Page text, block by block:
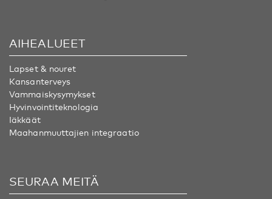
AIHEALUEET
Lapset & nouret
Kansanterveys
Vammaiskysymykset
Hyvinvointiteknologia
Iäkkäät
Maahanmuuttajien integraatio
SEURAA MEITÄ